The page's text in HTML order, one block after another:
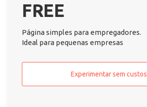
FREE
Página simples para empregadores.
Ideal para pequenas empresas
Experimentar sem custos